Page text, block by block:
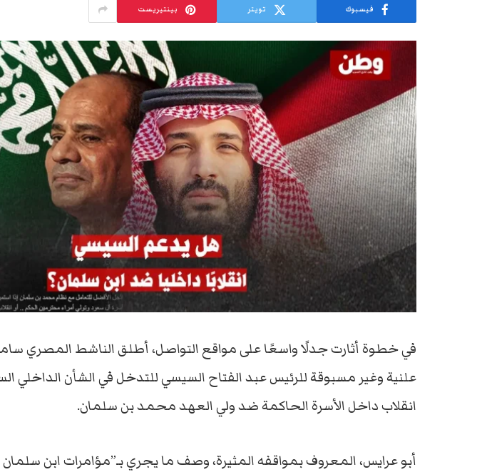
فيسبوك تويتر بينتيريست
في خطوة أثارت جدلًا واسعًا على مواقع التواصل، أطلق الناشط المصري
علنية وغير مسبوقة للرئيس عبد الفتاح السيسي للتدخل في الشأن الداخلي
انقلاب داخل الأسرة الحاكمة ضد ولي العهد محمد بن سلمان.
أبو عرايس، المعروف بمواقفه المثيرة، وصف ما يجري بـ”مؤامرات ابن